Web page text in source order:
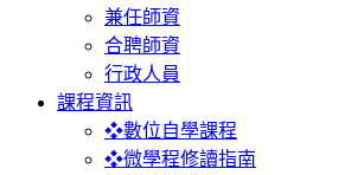
兼任師資
合聘師資
行政人員
課程資訊
❖數位自學課程
❖微學程修讀指南